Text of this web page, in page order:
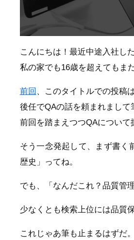
こんにちは！最近中途入社し
私の家でも16歳を超えてもま
前回 、このタイトルでの投稿
後任でQAの話を頼まれまして
前回を踏まえつつQAについて
そう一念発起して、まず書
歴史」ってね。
でも、「なんだこれ？品質管
少なくとも検索上位には品質
これじゃあ筆も止まるはずだ。